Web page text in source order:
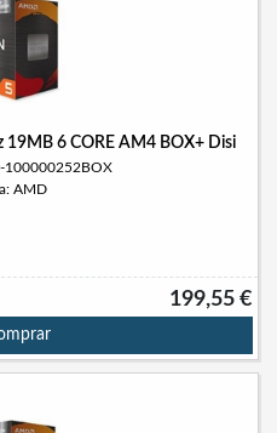
6 CORE AM4 BOX+ Disi
100000252BOX
AMD
199,55 €